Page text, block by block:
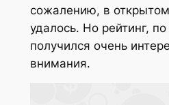
сожалению, в
удалось. Но рейтинг,
получился очень
внимания.